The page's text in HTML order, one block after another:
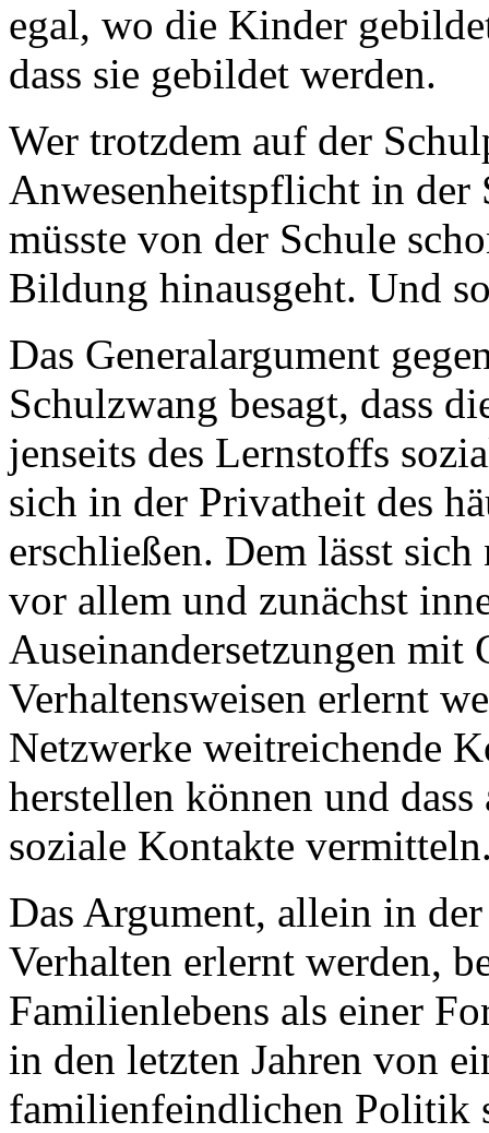
egal, wo die Kinder
dass sie gebildet werden.
Wer trotzdem auf der
Anwesenheitspflicht in der
müsste von der Schule
Bildung hinausgeht. Und
Das Generalargument
Schulzwang besagt, dass
jenseits des Lernstoffs
sich in der Privatheit des
erschließen. Dem lässt sich
vor allem und zunächst
Auseinandersetzungen mit
Verhaltensweisen erlernt
Netzwerke weitreichende
herstellen können und
soziale Kontakte
Das Argument, allein in
Verhalten erlernt werden,
Familienlebens als einer
in den letzten Jahren von
familienfeindlichen Politik